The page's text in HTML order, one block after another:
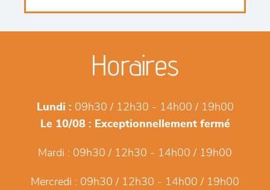
Horaires
Lundi : 09h30 / 12h30 - 14h00 / 19h00
Le 10/08 : Exceptionnellement fermé
Mardi : 09h30 / 12h30 - 14h00 / 19h00
Mercredi : 09h30 / 12h30 - 14h00 / 19h00